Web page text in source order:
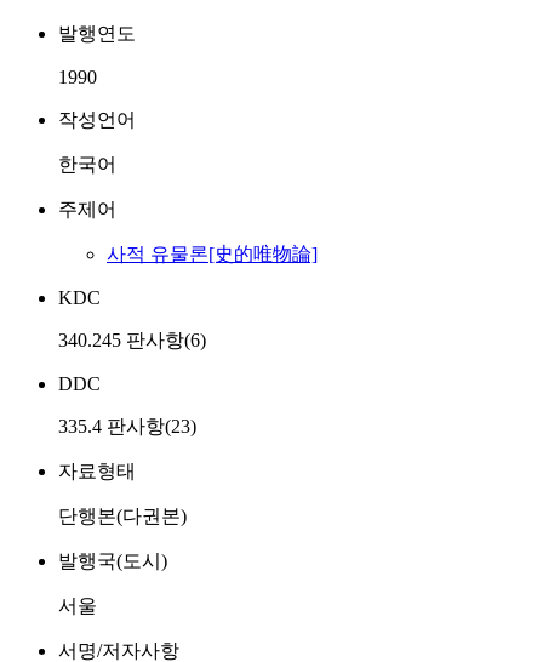
발행연도
1990
작성언어
한국어
주제어
사적 유물론[史的唯物論]
KDC
340.245 판사항(6)
DDC
335.4 판사항(23)
자료형태
단행본(다권본)
발행국(도시)
서울
서명/저자사항